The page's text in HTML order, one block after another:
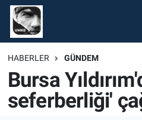
HABERLER GÜNDEM
Bursa
seferberliği'
Gündem
Ekonomi
Spor
Nöbetçi Eczaneler
Hava Durumu
Namaz Vakitleri